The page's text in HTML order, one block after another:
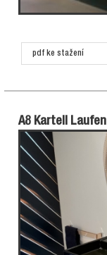
pdf ke stažení
A8 Kartell Laufen